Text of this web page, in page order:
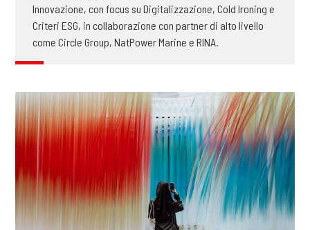
Innovazione, con focus su Digitalizzazione, Cold Ironing e
Criteri ESG, in collaborazione con partner di alto livello
come Circle Group, NatPower Marine e RINA.